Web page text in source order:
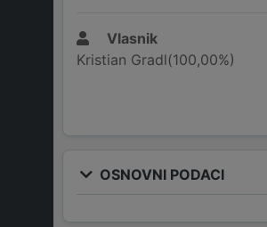
Vlasnik
Kristian Gradl(100,00%)
OSNOVNI PODACI